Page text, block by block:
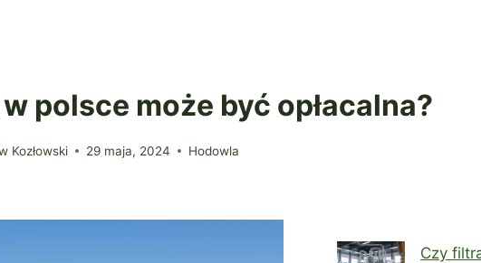
polsce może być opłacalna?
Kozłowski 29 maja, 2024 Hodowla
Czy